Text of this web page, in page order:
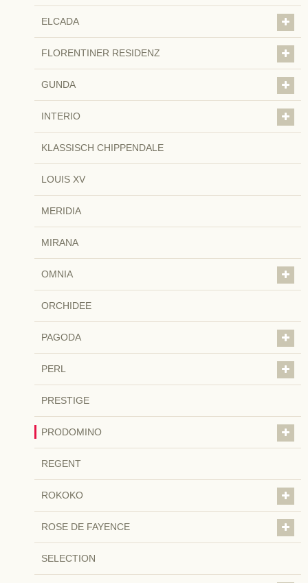
ELCADA
FLORENTINER RESIDENZ
GUNDA
INTERIO
KLASSISCH CHIPPENDALE
LOUIS XV
MERIDIA
MIRANA
OMNIA
ORCHIDEE
PAGODA
PERL
PRESTIGE
PRODOMINO
REGENT
ROKOKO
ROSE DE FAYENCE
SELECTION